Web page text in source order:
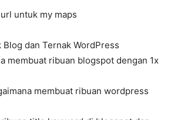
untuk my maps
Blog dan Ternak WordPress
membuat ribuan blogspot dengan 1x
membuat ribuan wordpress